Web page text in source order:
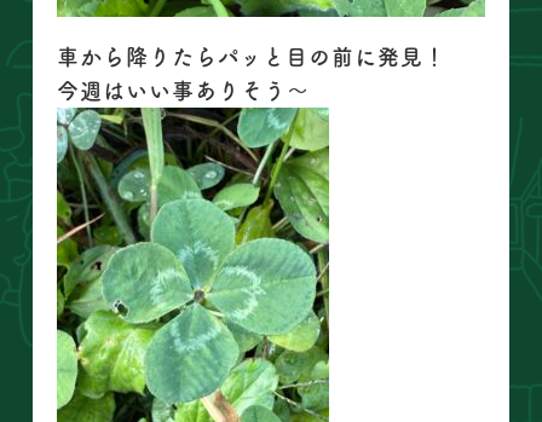
車から降りたらパッと目の前に発見！
今週はいい事ありそう〜